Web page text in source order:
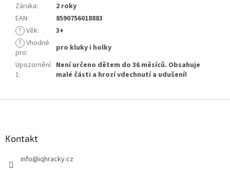
Záruka:
2 roky
EAN:
8590756018883
? Věk:
3+
? Vhodné
pro:
pro kluky i holky
Upozornění
1:
Není určeno dětem do 36 měsíců. Obsahuje
malé části a hrozí vdechnutí a udušení!
Kontakt
info@iqhracky.cz